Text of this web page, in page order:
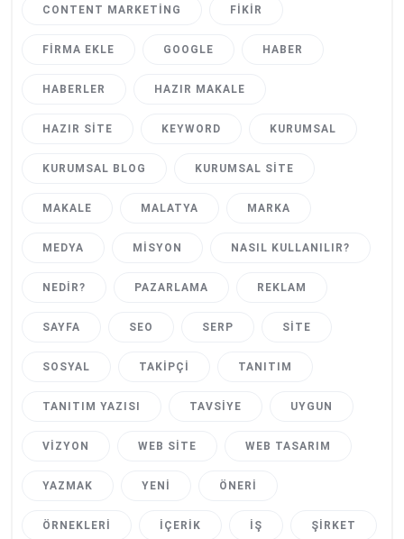
CONTENT MARKETING FIKIR
FIRMA EKLE GOOGLE HABER
HABERLER HAZIR MAKALE
HAZIR SITE KEYWORD KURUMSAL
KURUMSAL BLOG KURUMSAL SITE
MAKALE MALATYA MARKA
MEDYA MISYON NASIL KULLANILIR?
NEDIR? PAZARLAMA REKLAM
SAYFA SEO SERP SITE
SOSYAL TAKIPÇI TANITIM
TANITIM YAZISI TAVSIYE UYGUN
VIZYON WEB SITE WEB TASARIM
YAZMAK YENI ÖNERI
ÖRNEKLERI İÇERIK İŞ ŞIRKET